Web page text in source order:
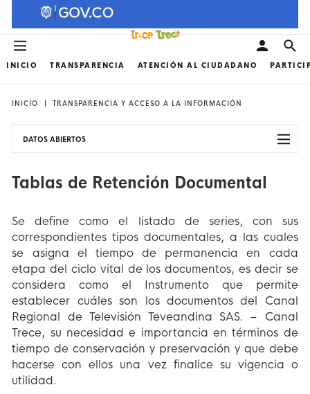
INICIO TRANSPARENCIA ATENCIÓN AL CIUDADANO
INICIO TRANSPARENCIA Y ACCESO A LA INFORMACIÓN
DATOS ABIERTOS
Tablas de Retención Documental
Se define como el listado de series, con sus
correspondientes tipos documentales, a las cuales
se asigna el tiempo de permanencia en cada
etapa del ciclo vital de los documentos, es decir se
considera como el Instrumento que permite
establecer cuáles son los documentos del Canal
Regional de Televisión Teveandina SAS. – Canal
Trece, su necesidad e importancia en términos de
tiempo de conservación y preservación y que debe
hacerse con ellos una vez finalice su vigencia o
utilidad.